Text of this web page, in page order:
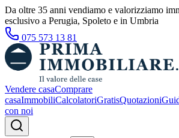
Da oltre 35 anni vendiamo e valorizziamo
esclusivo a Perugia, Spoleto e in Umbria
075 573 13 81
Vendere casaComprare
casaImmobiliCalcolatoriGratisQuotazioni
con noi